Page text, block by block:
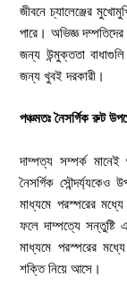
জীবনে চ্যালেঞ্জের
পারে। অভিজ্ঞ দম্পতিদের
জন্য উন্মুক্ততা
জন্য খুবই দরকারী।
পঞ্চমতঃ নৈসর্গিক রুট
দাম্পত্য সম্পর্ক
নৈসর্গিক
মাধ্যমে পরস্পরের
ফলে দাম্পত্যে সন্তুষ্টি
মাধ্যমে পরস্পরের
শক্তি নিয়ে আসে।